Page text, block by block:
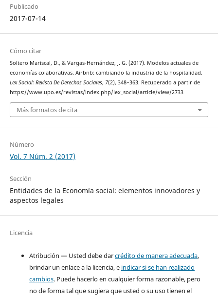
Publicado
2017-07-14
Cómo citar
Soltero Mariscal, D., & Vargas-Hernández, J. G. (2017). Modelos actuales de
economías colaborativas. Airbnb: cambiando la industria de la hospitalidad.
Lex Social: Revista De Derechos Sociales, 7(2), 348–363. Recuperado a partir de
https://www.upo.es/revistas/index.php/lex_social/article/view/2733
Más formatos de cita
Número
Vol. 7 Núm. 2 (2017)
Sección
Entidades de la Economía social: elementos innovadores y
aspectos legales
Licencia
Atribución — Usted debe darcrédito de manera adecuada,
brindar un enlace a la licencia, e indicar si se han realizado
cambios. Puede hacerlo en cualquier forma razonable, pero
no de forma tal que sugiera que usted o su uso tienen el